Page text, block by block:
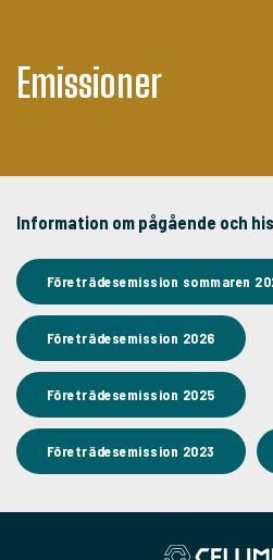
Emissioner
Information om pågående och
Företrädesemission sommaren
Företrädesemission 2026
Företrädesemission 2025
Företrädesemission 2023